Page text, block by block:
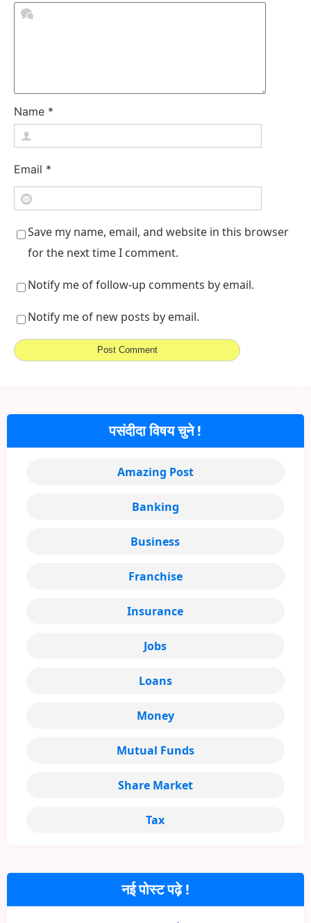
Name *
Email *
Save my name, email, and website in this browser
for the next time I comment.
Notify me of follow-up comments by email.
Notify me of new posts by email.
नई पोस्ट पढ़े !
पसंदीदा विषय चुने !
Amazing Post
Banking
Business
Franchise
Insurance
Jobs
Loans
Money
Mutual Funds
Share Market
Tax